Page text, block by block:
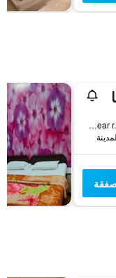
2/95 Katra Umar Khan western gate Taj Mahal Taj Ganj near r.k. Studio Barrier, اغرا, الهند